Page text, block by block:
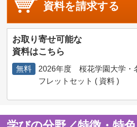
資料を請求する
お取り寄せ可能な
資料はこちら
無料
2026年度 桜花学園大学・
フレットセット ( 資料 )